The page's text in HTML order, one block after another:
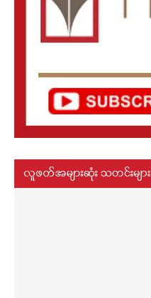
လူဖတ်အများဆုံး သတင်းများ